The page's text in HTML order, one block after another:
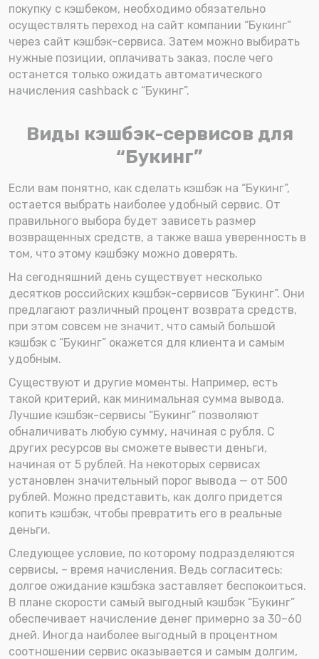
покупку с кэшбеком, необходимо обязательно
осуществлять переход на сайт компании “Букинг”
через сайт кэшбэк-сервиса. Затем можно выбирать
нужные позиции, оплачивать заказ, после чего
останется только ожидать автоматического
начисления cashback с “Букинг”.
Виды кэшбэк-сервисов для
“Букинг”
Если вам понятно, как сделать кэшбэк на “Букинг”,
остается выбрать наиболее удобный сервис. От
правильного выбора будет зависеть размер
возвращенных средств, а также ваша уверенность в
том, что этому кэшбэку можно доверять.
На сегодняшний день существует несколько
десятков российских кэшбэк-сервисов “Букинг”. Они
предлагают различный процент возврата средств,
при этом совсем не значит, что самый большой
кэшбэк с “Букинг” окажется для клиента и самым
удобным.
Существуют и другие моменты. Например, есть
такой критерий, как минимальная сумма вывода.
Лучшие кэшбэк-сервисы “Букинг” позволяют
обналичивать любую сумму, начиная с рубля. С
других ресурсов вы сможете вывести деньги,
начиная от 5 рублей. На некоторых сервисах
установлен значительный порог вывода — от 500
рублей. Можно представить, как долго придется
копить кэшбэк, чтобы превратить его в реальные
деньги.
Следующее условие, по которому подразделяются
сервисы, – время начисления. Ведь согласитесь:
долгое ожидание кэшбэка заставляет беспокоиться.
В плане скорости самый выгодный кэшбэк “Букинг”
обеспечивает начисление денег примерно за 30–60
дней. Иногда наиболее выгодный в процентном
соотношении сервис оказывается и самым долгим,